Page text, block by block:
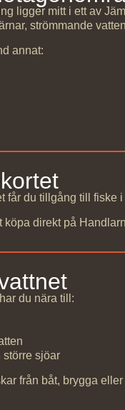
ligger mitt i ett av
strömmande
annat:
får du tillgång till fiske
köpa direkt på
du nära till:
större sjöar
från båt, brygga